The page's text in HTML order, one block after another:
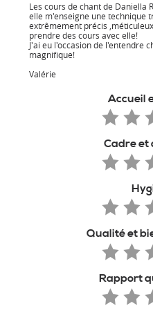
Les cours de chant de Daniella
elle m'enseigne une technique
extrêmement précis
prendre des cours avec elle!
J'ai eu l'occasion de l'entendre
magnifique!
Valérie
Accueil
Cadre et
Qualité et
Rapport